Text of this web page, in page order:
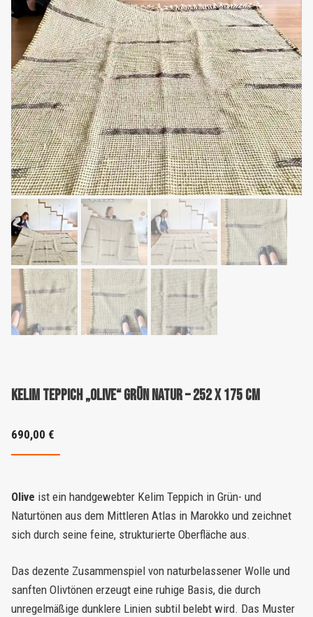
Kelim Teppich „Olive“ grün natur – 252 X 175 CM
690,00 €
Olive ist ein handgewebter Kelim Teppich in Grün- und
Naturtönen aus dem Mittleren Atlas in Marokko und zeichnet
sich durch seine feine, strukturierte Oberfläche aus.
Das dezente Zusammenspiel von naturbelassener Wolle und
sanften Olivtönen erzeugt eine ruhige Basis, die durch
unregelmäßige dunklere Linien subtil belebt wird. Das Muster